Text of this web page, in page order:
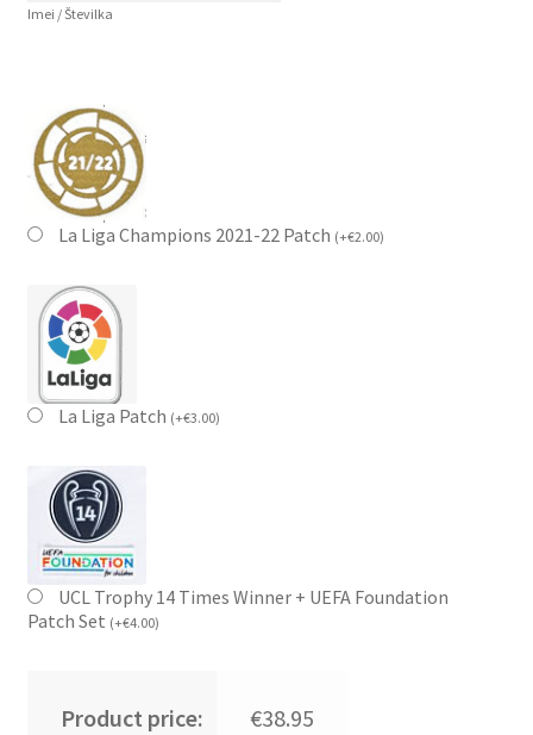
Imei / Številka
La Liga Champions 2021-22 Patch (+€2.00)
La Liga Patch (+€3.00)
UCL Trophy 14 Times Winner + UEFA Foundation
Patch Set (+€4.00)
Product price: €38.95